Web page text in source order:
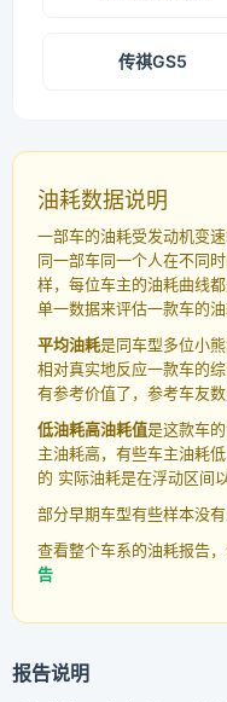
传祺GS5
油耗数据说明
一部车的油耗受发动机变
同一部车同一个人在不同
样，每位车主的油耗曲线
单一数据来评估一款车的油
平均油耗是同车型多位小
相对真实地反应一款车的
有参考价值了，参考车友数
低油耗高油耗值是这款车
主油耗高，有些车主油耗
的 实际油耗是在浮动区间以
部分早期车型有些样本没
查看整个车系的油耗报告
告
报告说明